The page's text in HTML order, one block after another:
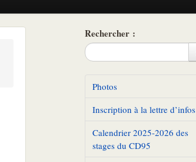
Rechercher :
Photos
Inscription à la lettre d’infos
Calendrier 2025-2026 des
stages du CD95